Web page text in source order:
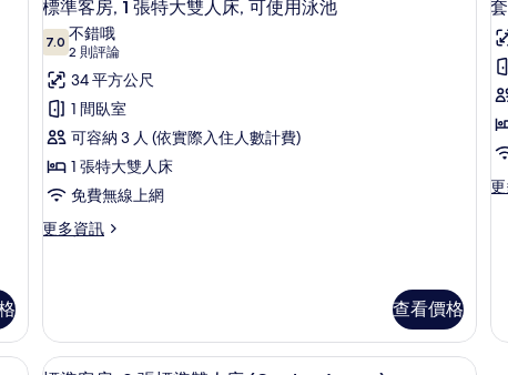
片
(Playground
Access)
的
詳
情
相
片
特
大
雙
人
床,
陽
台
的
示
標
準
客
房,
1
張
特
床,
可
標準客房, 1 張特大雙人床, 可使用泳池
7.07.0 分，滿分 10 分
不錯哦
2 則評論
(2
則
評
論)
34 平方公尺
1 間臥室
可容納 3 人 (依實際入住人數計費)
1 張特大雙人床
免費無線上網
更多資訊
更
房,
張
查看價格
1
特
更
大
雙
遮光布/窗簾
顯 迷你吧、書桌、筆電工作空間、遮光布/